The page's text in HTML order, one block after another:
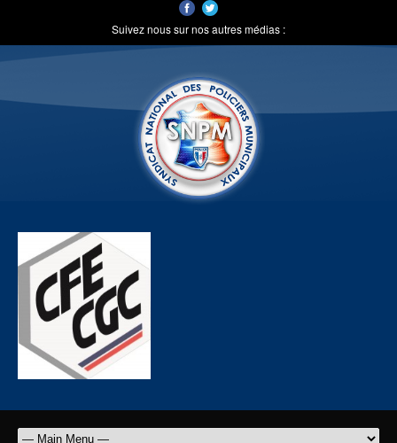
Suivez nous sur nos autres médias :